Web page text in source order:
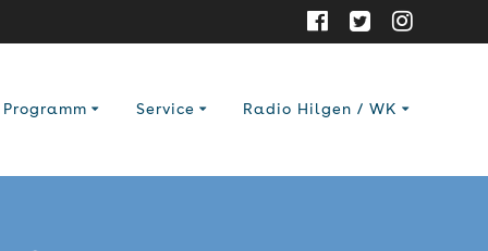
Programm Service Radio Hilgen / WK